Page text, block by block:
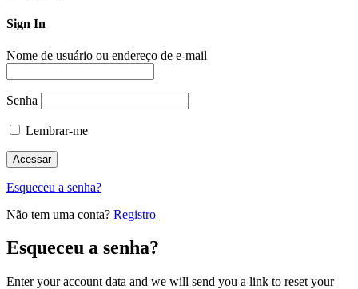
Sign In
Nome de usuário ou endereço de e-mail
Senha
Lembrar-me
Esqueceu a senha?
Não tem uma conta? Registro
Esqueceu a senha?
Enter your account data and we will send you a link to reset your